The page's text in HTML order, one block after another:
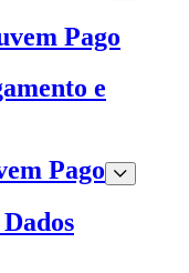
Pago
e
Pago